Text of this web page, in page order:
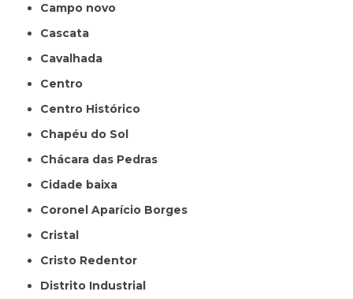
Campo novo
Cascata
Cavalhada
Centro
Centro Histórico
Chapéu do Sol
Chácara das Pedras
Cidade baixa
Coronel Aparício Borges
Cristal
Cristo Redentor
Distrito Industrial